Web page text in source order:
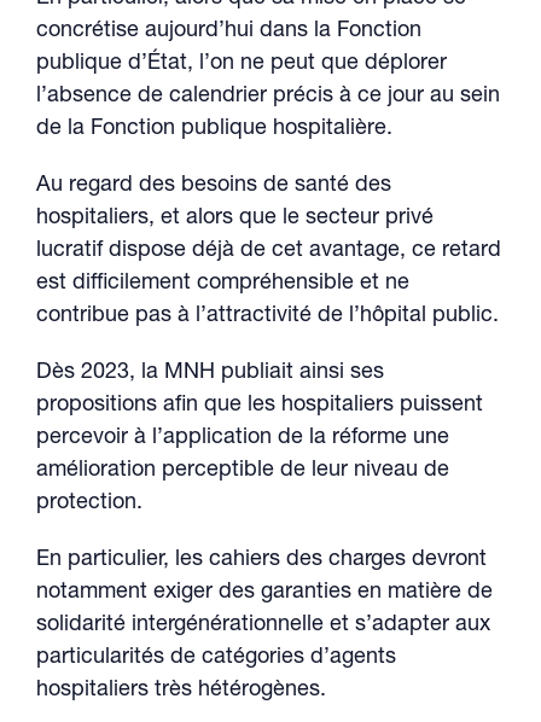
concrétise aujourd’hui dans la Fonction
publique d’État, l’on ne peut que déplorer
l’absence de calendrier précis à ce jour au sein
de la Fonction publique hospitalière.
Au regard des besoins de santé des
hospitaliers, et alors que le secteur privé
lucratif dispose déjà de cet avantage, ce retard
est difficilement compréhensible et ne
contribue pas à l’attractivité de l’hôpital public.
Dès 2023, la MNH publiait ainsi ses
propositions afin que les hospitaliers puissent
percevoir à l’application de la réforme une
amélioration perceptible de leur niveau de
protection.
En particulier, les cahiers des charges devront
notamment exiger des garanties en matière de
solidarité intergénérationnelle et s’adapter aux
particularités de catégories d’agents
hospitaliers très hétérogènes.